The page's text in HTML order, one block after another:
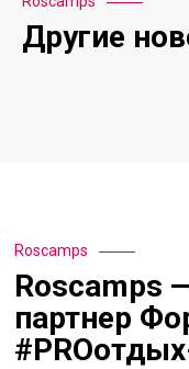
Другие
Roscamps
Roscamps
партнер